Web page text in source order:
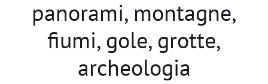
panorami, montagne,
fiumi, gole, grotte,
archeologia